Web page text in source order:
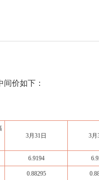
价如下：
3月31日 3月
6.9194
0.88295